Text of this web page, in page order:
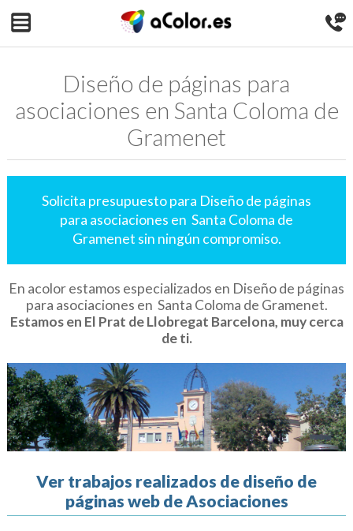
Diseño de páginas para
asociaciones en Santa Coloma de
Gramenet
Solicita presupuesto para Diseño de páginas
para asociaciones en Santa Coloma de
Gramenet sin ningún compromiso.
En acolor estamos especializados en Diseño de páginas
para asociaciones en Santa Coloma de Gramenet.
Estamos en El Prat de Llobregat Barcelona, muy cerca
de ti.
Ver trabajos realizados de diseño de
páginas web de Asociaciones